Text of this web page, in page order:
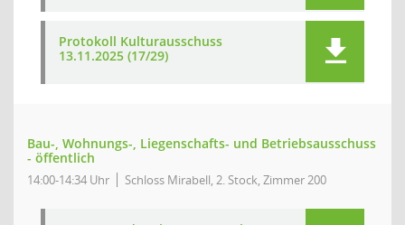
Protokoll Kulturausschuss
13.11.2025 (17/29)
Bau-, Wohnungs-, Liegenschafts- und Betriebsausschuss
- öffentlich
14:00-14:34 Uhr Schloss Mirabell, 2. Stock, Zimmer 200